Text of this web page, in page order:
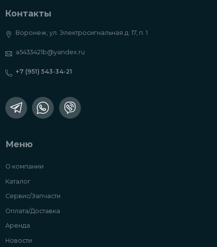
Контакты
Воронеж, ул. Электросигнальная д. 17, п. 1
a5433421b@yandex.ru
+7 (951) 543-34-21
Меню
О компании
Каталог
Сервис/Запчасти
Оплата/Доставка
Аренда
Новости